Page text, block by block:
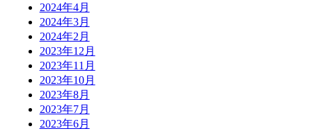
2024年4月
2024年3月
2024年2月
2023年12月
2023年11月
2023年10月
2023年8月
2023年7月
2023年6月